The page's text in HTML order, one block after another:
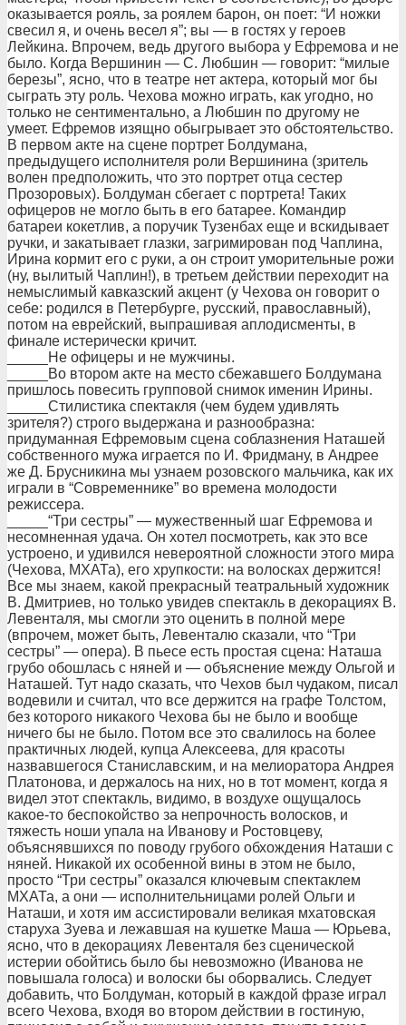
оказывается рояль, за роялем барон, он поет: “И ножки
свесил я, и очень весел я”; вы — в гостях у героев
Лейкина. Впрочем, ведь другого выбора у Ефремова и не
было. Когда Вершинин — С. Любшин — говорит: “милые
березы”, ясно, что в театре нет актера, который мог бы
сыграть эту роль. Чехова можно играть, как угодно, но
только не сентиментально, а Любшин по другому не
умеет. Ефремов изящно обыгрывает это обстоятельство.
В первом акте на сцене портрет Болдумана,
предыдущего исполнителя роли Вершинина (зритель
волен предположить, что это портрет отца сестер
Прозоровых). Болдуман сбегает с портрета! Таких
офицеров не могло быть в его батарее. Командир
батареи кокетлив, а поручик Тузенбах еще и вскидывает
ручки, и закатывает глазки, загримирован под Чаплина,
Ирина кормит его с руки, а он строит уморительные рожи
(ну, вылитый Чаплин!), в третьем действии переходит на
немыслимый кавказский акцент (у Чехова он говорит о
себе: родился в Петербурге, русский, православный),
потом на еврейский, выпрашивая аплодисменты, в
финале истерически кричит.
_____Не офицеры и не мужчины.
_____Во втором акте на место сбежавшего Болдумана
пришлось повесить групповой снимок именин Ирины.
_____Стилистика спектакля (чем будем удивлять
зрителя?) строго выдержана и разнообразна:
придуманная Ефремовым сцена соблазнения Наташей
собственного мужа играется по И. Фридману, в Андрее
же Д. Брусникина мы узнаем розовского мальчика, как их
играли в “Современнике” во времена молодости
режиссера.
_____“Три сестры” — мужественный шаг Ефремова и
несомненная удача. Он хотел посмотреть, как это все
устроено, и удивился невероятной сложности этого мира
(Чехова, МХАТа), его хрупкости: на волосках держится!
Все мы знаем, какой прекрасный театральный художник
В. Дмитриев, но только увидев спектакль в декорациях В.
Левенталя, мы смогли это оценить в полной мере
(впрочем, может быть, Левенталю сказали, что “Три
сестры” — опера). В пьесе есть простая сцена: Наташа
грубо обошлась с няней и — объяснение между Ольгой и
Наташей. Тут надо сказать, что Чехов был чудаком, писал
водевили и считал, что все держится на графе Толстом,
без которого никакого Чехова бы не было и вообще
ничего бы не было. Потом все это свалилось на более
практичных людей, купца Алексеева, для красоты
назвавшегося Станиславским, и на мелиоратора Андрея
Платонова, и держалось на них, но в тот момент, когда я
видел этот спектакль, видимо, в воздухе ощущалось
какое-то беспокойство за непрочность волосков, и
тяжесть ноши упала на Иванову и Ростовцеву,
объяснявшихся по поводу грубого обхождения Наташи с
няней. Никакой их особенной вины в этом не было,
просто “Три сестры” оказался ключевым спектаклем
МХАТа, а они — исполнительницами ролей Ольги и
Наташи, и хотя им ассистировали великая мхатовская
старуха Зуева и лежавшая на кушетке Маша — Юрьева,
ясно, что в декорациях Левенталя без сценической
истерии обойтись было бы невозможно (Иванова не
повышала голоса) и волоски бы оборвались. Следует
добавить, что Болдуман, который в каждой фразе играл
всего Чехова, входя во втором действии в гостиную,